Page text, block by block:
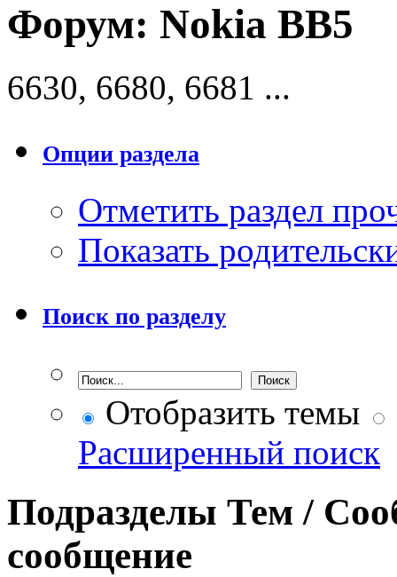
Форум: Nokia BB5
6630, 6680, 6681 ...
Опции раздела
Отметить раздел
Показать
Поиск по разделу
Отобразить темы
Расширенный поиск
Подразделы Тем /
сообщение